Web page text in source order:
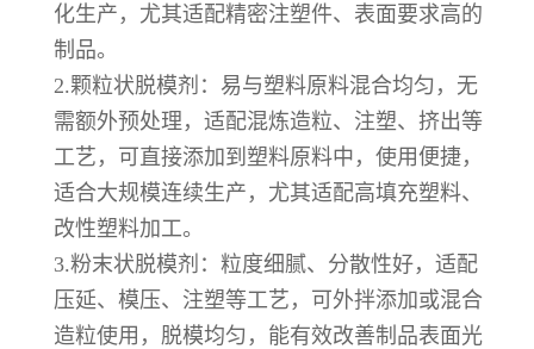
化生产，尤其适配精密注塑件、表面要求高的
制品。
2.颗粒状脱模剂：易与塑料原料混合均匀，无
需额外预处理，适配混炼造粒、注塑、挤出等
工艺，可直接添加到塑料原料中，使用便捷，
适合大规模连续生产，尤其适配高填充塑料、
改性塑料加工。
3.粉末状脱模剂：粒度细腻、分散性好，适配
压延、模压、注塑等工艺，可外拌添加或混合
造粒使用，脱模均匀，能有效改善制品表面光